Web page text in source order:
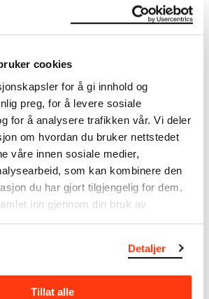
cookies
for å gi innhold og
preg, for å levere sosiale
for å analysere trafikken vår. Vi deler
om hvordan du bruker nettstedet
våre innen sosiale medier,
som kan kombinere den
du har gjort tilgjengelig for dem,
inn gjennom din bruk av
Detaljer
Tillat alle
kan du søke i hele Edvard Munchs
nyeste forskningen. Vi tar
kan forekomme.
består av over 42 000 unike
inkludert nærmere 27 000 unike
til den ekstraordinære samlingen
testamenterte til Oslo
rommer museet også samlingene